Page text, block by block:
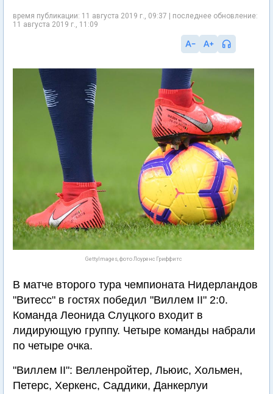
время публикации: 11 августа 2019 г., 09:37 | последнее обновление:
11 августа 2019 г., 11:09
GettyImages, фото Лоуренс Гриффитс
В матче второго тура чемпионата Нидерландов
"Витесс" в гостях победил "Виллем II" 2:0.
Команда Леонида Слуцкого входит в
лидирующую группу. Четыре команды набрали
по четыре очка.
"Виллем II": Велленройтер, Льюис, Хольмен,
Петерс, Херкенс, Саддики, Данкерлуи